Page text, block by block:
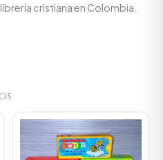
cristiana en Colombia.
Original
price
was:
$9.000.
Current
price
is:
$8.550.